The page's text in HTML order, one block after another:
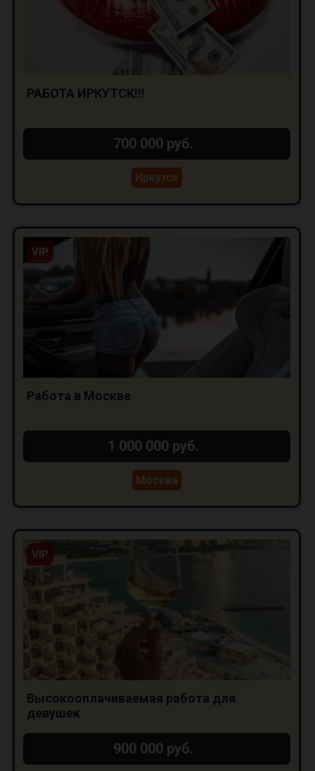
РАБОТА ИРКУТСК!!!
700 000 руб.
Иркутск
VIP
Работа в Москве
1 000 000 руб.
Москва
VIP
Высокооплачиваемая работа для
девушек
900 000 руб.